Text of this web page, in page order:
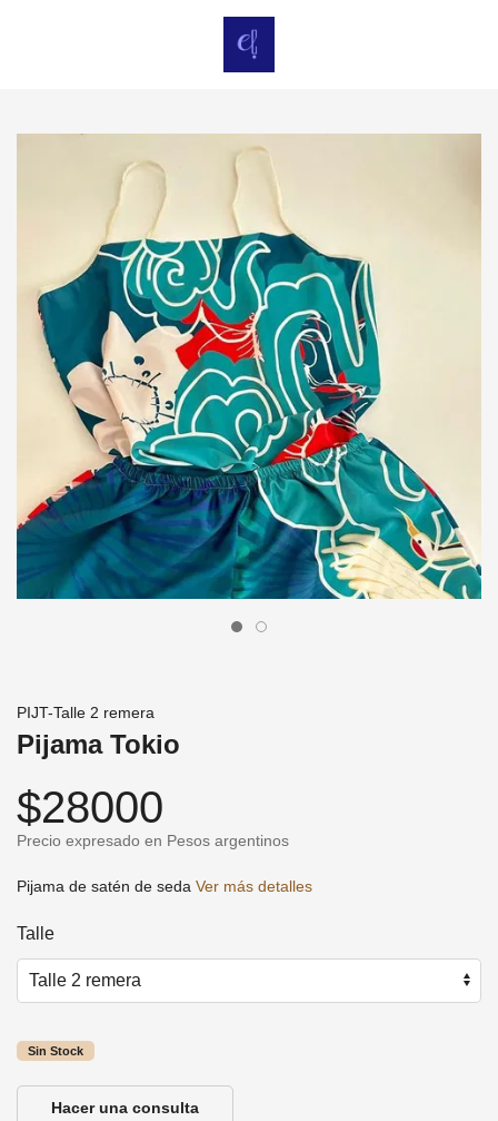
PIJT-Talle 2 remera
Pijama Tokio
$28000
Precio expresado en Pesos argentinos
Pijama de satén de seda Ver más detalles
Talle
Sin Stock
Hacer una consulta